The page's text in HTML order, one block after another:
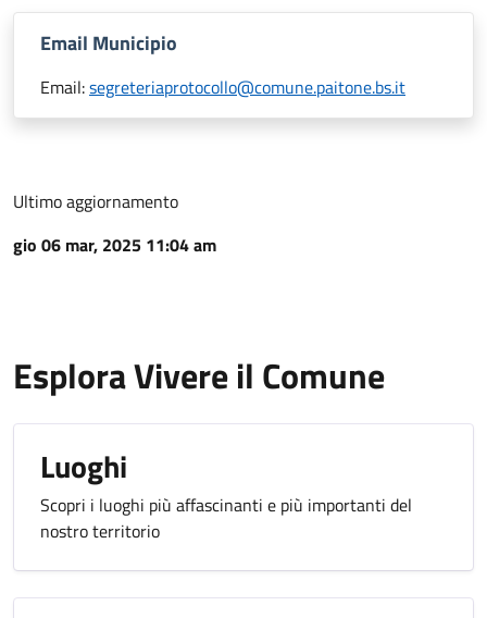
Email Municipio
Email:segreteriaprotocollo@comune.paitone.bs.it
Ultimo aggiornamento
gio 06 mar, 2025 11:04 am
Esplora Vivere il Comune
Luoghi
Scopri i luoghi più affascinanti e più importanti del
nostro territorio